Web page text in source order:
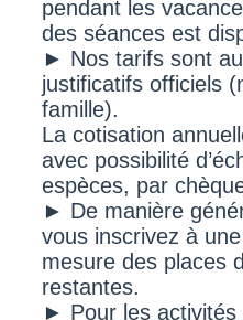
pendant les
des séances est
► Nos tarifs sont
justificatifs officiels
famille).
La cotisation
avec possibilité
espèces, par
► De manière
vous inscrivez à
mesure des places
restantes.
► Pour les activités